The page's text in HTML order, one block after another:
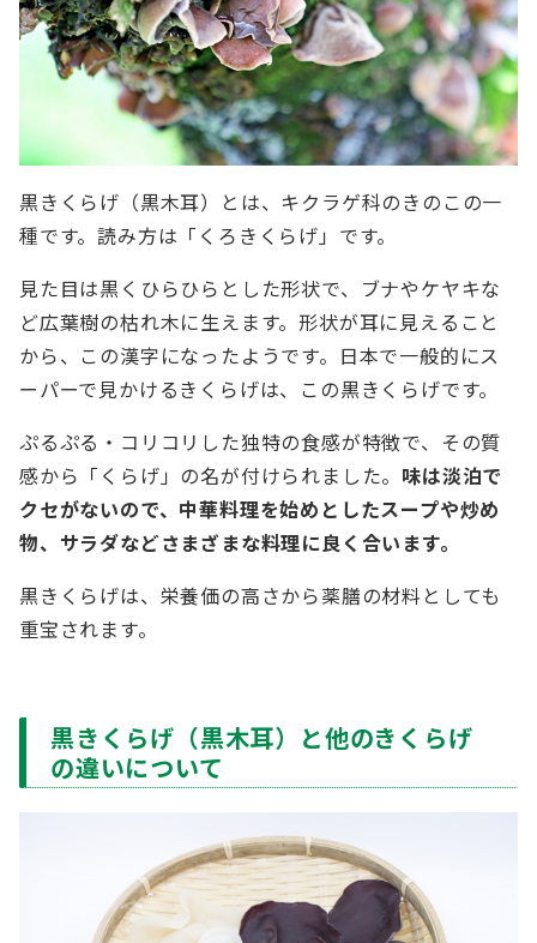
黒きくらげ（黒木耳）とは、キクラゲ科のきのこの一
種です。読み方は「くろきくらげ」です。
見た目は黒くひらひらとした形状で、ブナやケヤキな
ど広葉樹の枯れ木に生えます。形状が耳に見えること
から、この漢字になったようです。日本で一般的にス
ーパーで見かけるきくらげは、この黒きくらげです。
ぷるぷる・コリコリした独特の食感が特徴で、その質
感から「くらげ」の名が付けられました。 味は淡泊で
クセがないので、中華料理を始めとしたスープや炒め
物、サラダなどさまざまな料理に良く合います。
黒きくらげは、栄養価の高さから薬膳の材料としても
重宝されます。
黒きくらげ（黒木耳）と他のきくらげ
の違いについて